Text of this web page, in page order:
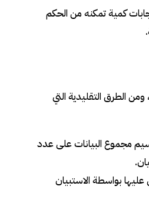
كمية تمكنه من الحكم
الطرق التقليدية التي
مجموع البيانات على عدد
بواسطة الاستبيان